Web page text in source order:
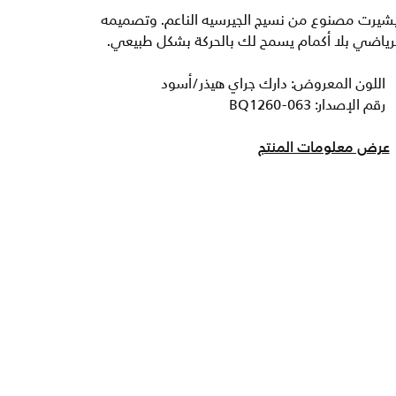
مصنوع من نسيج الجيرسيه الناعم. وتصميمه
بلا أكمام يسمح لك بالحركة بشكل طبيعي.
اللون المعروض: دارك جراي هيذر/أسود
رقم الإصدار: BQ1260-063
عرض معلومات المنتج